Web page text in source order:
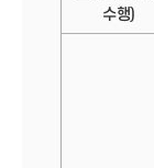
수행)